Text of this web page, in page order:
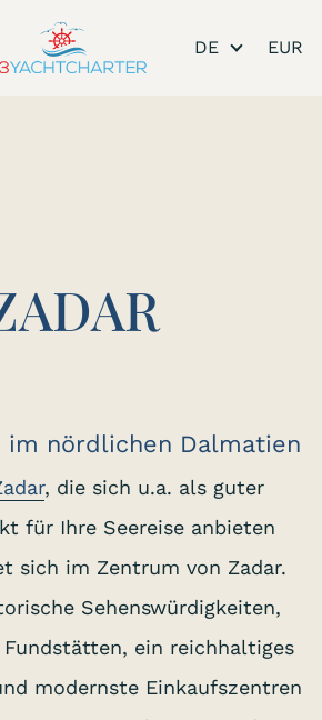
DE
im nördlichen Dalmatien
, die sich u.a. als guter
für Ihre Seereise anbieten
sich im Zentrum von Zadar.
Sehenswürdigkeiten,
ein reichhaltiges
modernste Einkaufszentren